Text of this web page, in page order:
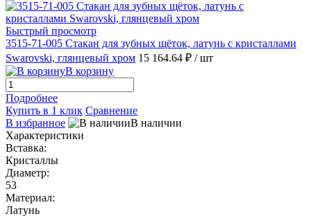
Быстрый просмотр
3515-71-005 Стакан для зубных щёток, латунь с кристаллами
Swarovski, глянцевый хром 15 164.64 ₽ / шт
В корзину
Подробнее
Купить в 1 клик Сравнение
В избранное
В наличии
Характеристики
Вставка:
Кристаллы
Диаметр:
53
Материал:
Латунь